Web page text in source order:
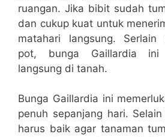
ruangan. Jika bibit sudah
dan cukup kuat untuk
matahari langsung. Serlain
pot, bunga Gaillardia ini
langsung di tanah.
Bunga Gaillardia ini
penuh sepanjang hari.
harus baik agar tanaman